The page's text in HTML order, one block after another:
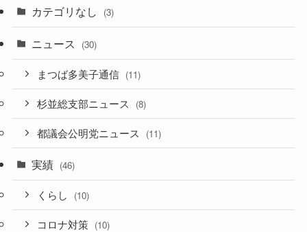
カテゴリなし (3)
ニュース (30)
まつば多美子通信 (11)
杉並総支部ニュース (8)
都議会公明党ニュース (11)
実績 (46)
くらし (10)
コロナ対策 (10)